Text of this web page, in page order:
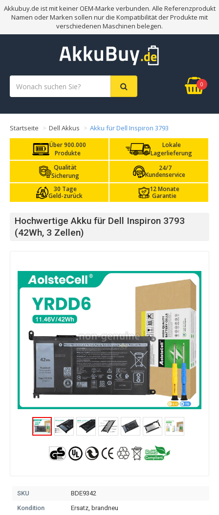
Akkubuy.de ist mit keiner OEM-Marke verbunden. Alle Referenzprodukt
Namen oder Marken sollen nur die Kompatibilität der Produkte mit
verschiedenen Maschinen belegen.
0
Startseite Dell Akkus Akku für Dell Inspiron 3793
Über 900.000
Produkte
Lokale
Lagerlieferung
Qualität
Sicherung
24/7
Kundenservice
30 Tage
Geld-zurück
12 Monate
Garantie
Hochwertige Akku für Dell Inspiron 3793
(42Wh, 3 Zellen)
SKU
BDE9342
Kondition
Ersatz, brandneu